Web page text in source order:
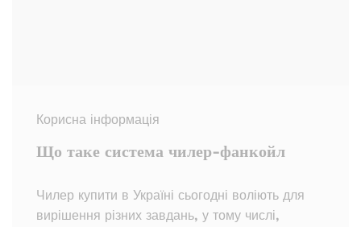
Корисна інформація
Що таке система чилер-фанкойл
Чилер купити в Україні сьогодні воліють для
вирішення різних завдань, у тому числі,